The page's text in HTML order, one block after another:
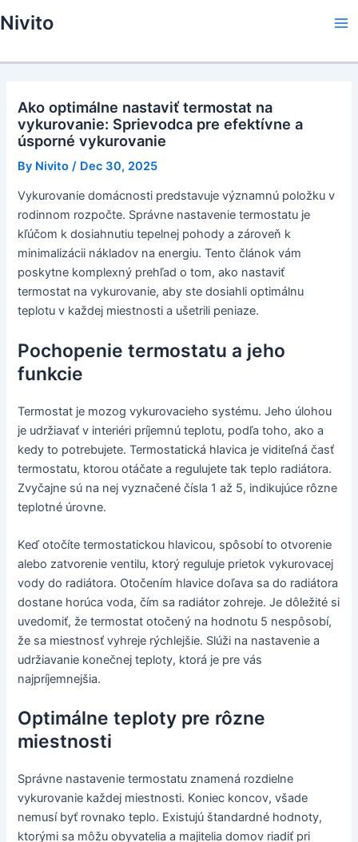
to
Nivito
Ako optimálne nastaviť termostat na
vykurovanie: Sprievodca pre efektívne a
úsporné vykurovanie
By Nivito / Dec 30, 2025
Vykurovanie domácnosti predstavuje významnú položku v
rodinnom rozpočte. Správne nastavenie termostatu je
kľúčom k dosiahnutiu tepelnej pohody a zároveň k
minimalizácii nákladov na energiu. Tento článok vám
poskytne komplexný prehľad o tom, ako nastaviť
termostat na vykurovanie, aby ste dosiahli optimálnu
teplotu v každej miestnosti a ušetrili peniaze.
Pochopenie termostatu a jeho
funkcie
Termostat je mozog vykurovacieho systému. Jeho úlohou
je udržiavať v interiéri príjemnú teplotu, podľa toho, ako a
kedy to potrebujete. Termostatická hlavica je viditeľná časť
termostatu, ktorou otáčate a regulujete tak teplo radiátora.
Zvyčajne sú na nej vyznačené čísla 1 až 5, indikujúce rôzne
teplotné úrovne.
Keď otočíte termostatickou hlavicou, spôsobí to otvorenie
alebo zatvorenie ventilu, ktorý reguluje prietok vykurovacej
vody do radiátora. Otočením hlavice doľava sa do radiátora
dostane horúca voda, čím sa radiátor zohreje. Je dôležité si
uvedomiť, že termostat otočený na hodnotu 5 nespôsobí,
že sa miestnosť vyhreje rýchlejšie. Slúži na nastavenie a
udržiavanie konečnej teploty, ktorá je pre vás
najpríjemnejšia.
Optimálne teploty pre rôzne
miestnosti
Správne nastavenie termostatu znamená rozdielne
vykurovanie každej miestnosti. Koniec koncov, všade
nemusí byť rovnako teplo. Existujú štandardné hodnoty,
ktorými sa môžu obyvatelia a majitelia domov riadiť pri